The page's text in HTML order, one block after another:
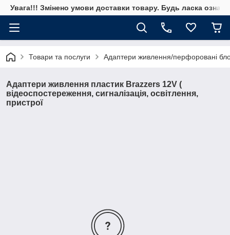
Увага!!! Змінено умови доставки товару. Будь ласка
Товари та послуги Адаптери живлення/перфоровані
Адаптери живлення пластик Brazzers 12V (
відеоспостереження, сигналізація, освітлення,
пристрої